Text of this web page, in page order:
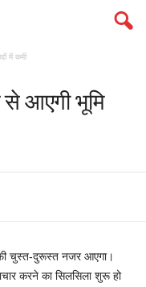
में कमी
आएगी भूमि
चुस्त-दुरूस्त नजर आएगा।
करने का सिलसिला शुरू हो